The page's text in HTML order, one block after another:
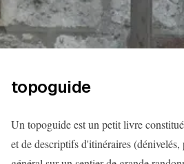
topoguide
Un topoguide est un petit livre
et de descriptifs d'itinéraires (dénivelés,